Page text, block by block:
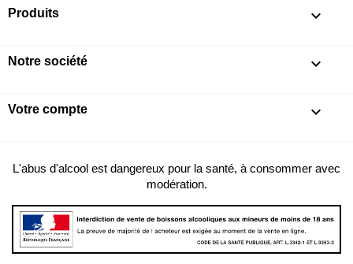
Produits 
Notre société 
Votre compte 
L'abus d'alcool est dangereux pour la santé, à consommer avec
modération.